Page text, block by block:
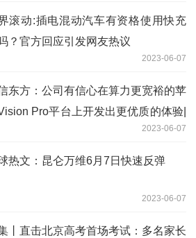
滚动:插电混动汽车有资格使用快充
？官方回应引发网友热议
2023-06-07
东方：公司有信心在算力更宽裕的苹
Pro平台上开发出更优质的体验|
2023-06-07
热文：昆仑万维6月7日快速反弹
2023-06-07
丨直击北京高考首场考试：多名家长